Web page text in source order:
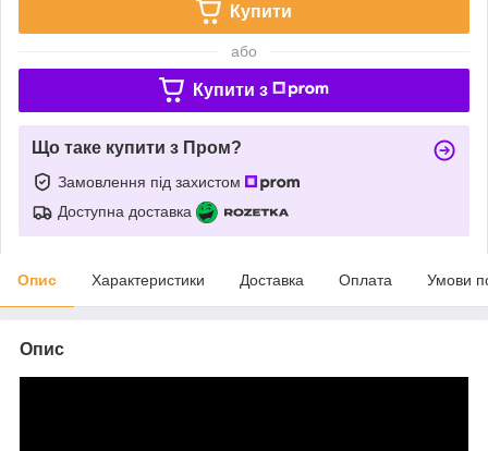
Купити
або
Купити з
Що таке купити з Пром?
Замовлення під захистом
Доступна доставка
Опис Характеристики Доставка Оплата Умови
Опис